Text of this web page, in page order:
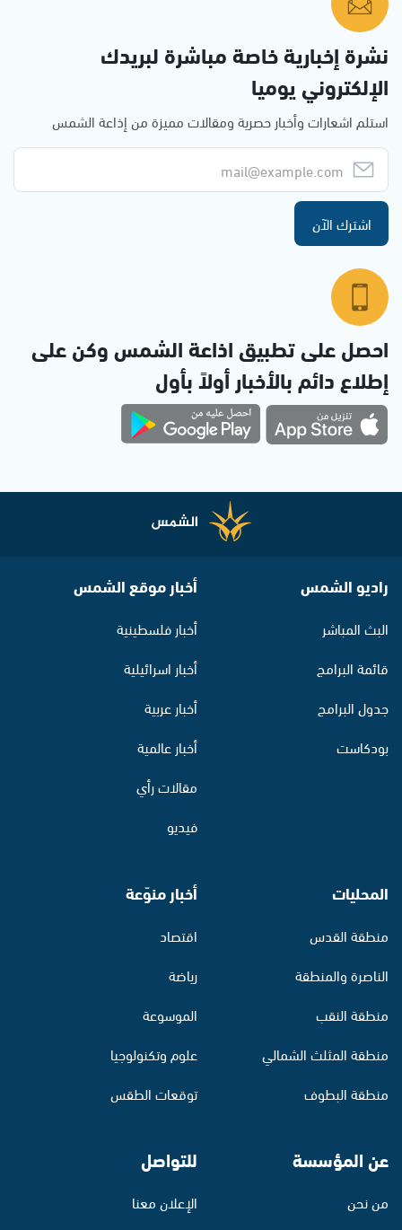
نشرة إخبارية خاصة مباشرة لبريدك
الإلكتروني يوميا
استلم اشعارات وأخبار حصرية ومقالات مميزة من إذاعة الشمس
اشترك الآن
احصل على تطبيق اذاعة الشمس وكن على
إطلاع دائم بالأخبار أولاً بأول
راديو الشمس
البث المباشر
قائمة البرامج
جدول البرامج
بودكاست
أخبار موقع الشمس
أخبار فلسطينية
أخبار اسرائيلية
أخبار عربية
أخبار عالمية
مقالات رأي
فيديو
المحليات
منطقة القدس
الناصرة والمنطقة
منطقة النقب
منطقة المثلث الشمالي
منطقة البطوف
أخبار منوّعة
اقتصاد
رياضة
الموسوعة
علوم وتكنولوجيا
توقعات الطقس
عن المؤسسة
من نحن
للتواصل
الإعلان معنا